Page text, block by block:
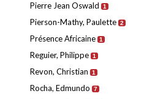
Pierre Jean Oswald 1
Pierson-Mathy, Paulette 2
Présence Africaine 1
Reguier, Philippe 1
Revon, Christian 1
Rocha, Edmundo 7